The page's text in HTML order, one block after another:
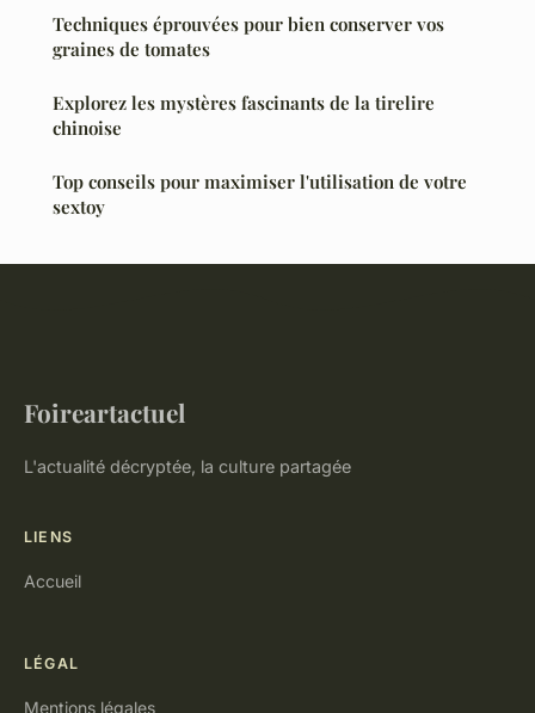
Techniques éprouvées pour bien conserver vos
graines de tomates
Explorez les mystères fascinants de la tirelire
chinoise
Top conseils pour maximiser l'utilisation de votre
sextoy
Foireartactuel
L'actualité décryptée, la culture partagée
LIENS
Accueil
LÉGAL
Mentions légales